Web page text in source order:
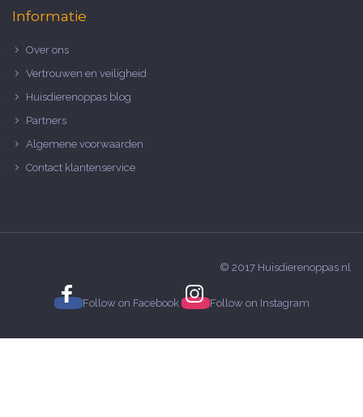
Informatie
Over ons
Vertrouwen en veiligheid
Huisdierenoppas blog
Partners
Algemene voorwaarden
Contact klantenservice
© 2017 Huisdierenoppas.nl
Follow on Facebook Follow on Instagram